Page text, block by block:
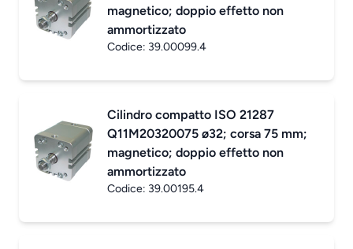
magnetico; doppio effetto non
ammortizzato
Codice: 39.00099.4
Cilindro compatto ISO 21287
Q11M20320075 ø32; corsa 75 mm;
magnetico; doppio effetto non
ammortizzato
Codice: 39.00195.4